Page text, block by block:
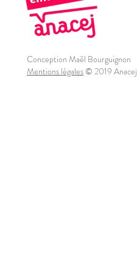
Conception Maël Bourguignon
Mentions légales© 2019 Anacej